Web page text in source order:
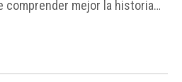
comprender mejor la historia
histórica, se han